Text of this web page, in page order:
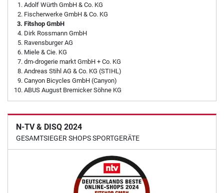
Adolf Würth GmbH & Co. KG
Fischerwerke GmbH & Co. KG
Fitshop GmbH
Dirk Rossmann GmbH
Ravensburger AG
Miele & Cie. KG
dm-drogerie markt GmbH + Co. KG
Andreas Stihl AG & Co. KG (STIHL)
Canyon Bicycles GmbH (Canyon)
ABUS August Bremicker Söhne KG
N-TV & DISQ 2024
GESAMTSIEGER SHOPS SPORTGERÄTE